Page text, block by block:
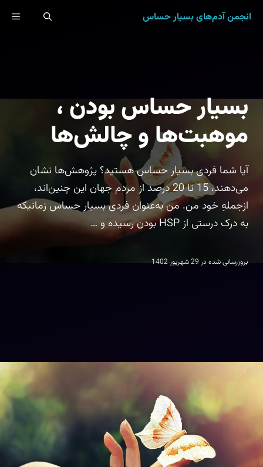
پرش
انجمن آدم‌های بسیار حساس
بسیار حساس بودن ،
موهبت‌ها و چالش‌ها
آیا شما فردی بسیار حساس هستید؟ پژوهش‌ها نشان
می‌دهند، 15 تا 20 درصد از مردم جهان این چنین‌اند،
ازجملهِ خود من. من به‌عنوان فردی بسیار حساس زمانیکه
به درک درستی از HSP بودن رسیده و …
بروزرسانی شده در 29 شهریور 1402